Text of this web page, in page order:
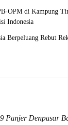
OPM di Kampung
Indonesia
Berpeluang Rebut
Panjer Denpasar